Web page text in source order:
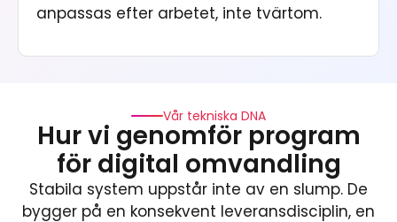
anpassas efter arbetet, inte tvärtom.
Vår tekniska DNA
Hur vi genomför program
för digital omvandling
Stabila system uppstår inte av en slump. De
bygger på en konsekvent leveransdisciplin, en